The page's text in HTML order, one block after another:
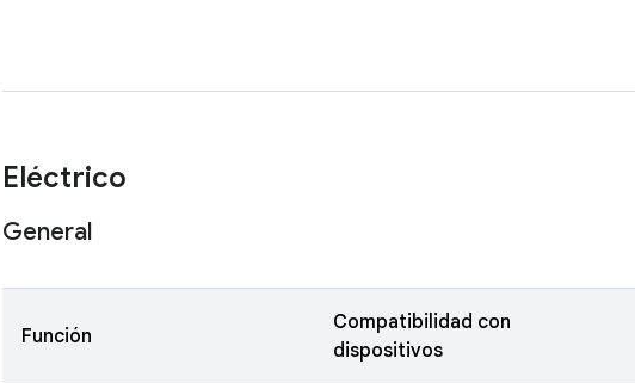
Eléctrico
General
Función
Compatibilidad con
dispositivos